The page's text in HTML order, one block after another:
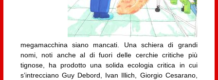
megamacchina siano mancati. Una schiera di grandi
nomi, noti anche al di fuori delle cerchie critiche più
tignose, ha prodotto una solida ecologia critica in cui
s’intrecciano Guy Debord, Ivan Illich, Giorgio Cesarano,